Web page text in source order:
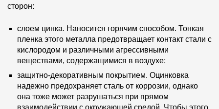
сторон:
слоем цинка. Наносится горячим способом. Тонкая
пленка этого металла предотвращает контакт стали с
кислородом и различными агрессивными
веществами, содержащимися в воздухе;
защитно-декоративным покрытием. Оцинковка
надежно предохраняет сталь от коррозии, однако
она тоже может разрушаться при прямом
взаимодействии с окружающей средой. Чтобы этого